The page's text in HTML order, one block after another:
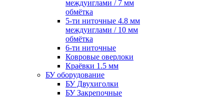
междуиглами / 7 мм
обмётка
5-ти ниточные 4.8 мм
междуиглами / 10 мм
обмётка
6-ти ниточные
Ковровые оверлоки
Краёвки 1.5 мм
БУ оборудование
БУ Двухиголки
БУ Закрепочные